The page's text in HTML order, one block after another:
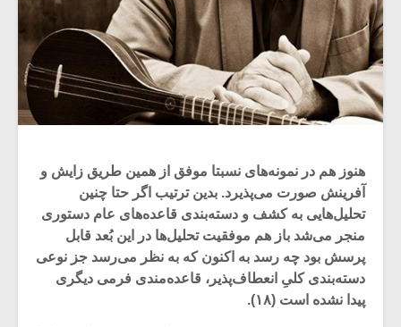
هنوز هم در نمونه‌های نسبتا موفق از همین طریق زایش و
آفرینش صورت می‌پذیرد. بدین ترتیب اگر حتا چنین
تحلیل‌هایی به کشف و دسته‌بندی قاعده‌های عام دستوری
منجر می‌شد باز هم موفقیت تحلیل‌ها در این بُعد قابل
پرسش بود چه رسد به اکنون که به نظر می‌رسد جز نوعی
دسته‌بندی کلیِ انعطاف‌پذیر، قاعده‌مندی فرمی دیگری
پیدا نشده است (۱۸).